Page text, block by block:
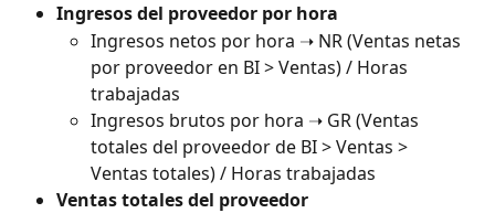
Ingresos del proveedor por hora
Ingresos netos por hora ➝ NR (Ventas netas
por proveedor en BI > Ventas) / Horas
trabajadas
Ingresos brutos por hora ➝ GR (Ventas
totales del proveedor de BI > Ventas >
Ventas totales) / Horas trabajadas
Ventas totales del proveedor